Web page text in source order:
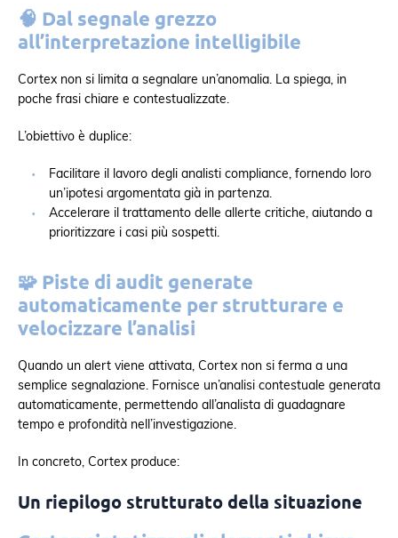
🧠 Dal segnale grezzo
all’interpretazione intelligibile
Cortex non si limita a segnalare un’anomalia. La spiega, in
poche frasi chiare e contestualizzate.
L’obiettivo è duplice:
Facilitare il lavoro degli analisti compliance, fornendo loro
un’ipotesi argomentata già in partenza.
Accelerare il trattamento delle allerte critiche, aiutando a
prioritizzare i casi più sospetti.
🧩 Piste di audit generate
automaticamente per strutturare e
velocizzare l’analisi
Quando un alert viene attivata, Cortex non si ferma a una
semplice segnalazione. Fornisce un’analisi contestuale generata
automaticamente, permettendo all’analista di guadagnare
tempo e profondità nell’investigazione.
In concreto, Cortex produce:
Un riepilogo strutturato della situazione